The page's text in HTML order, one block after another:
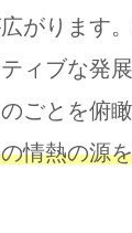
がります
ィブな発
ごとを俯
情熱の源